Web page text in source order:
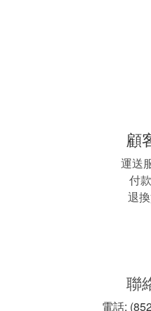
顧
運送
付
退
聯
電話: